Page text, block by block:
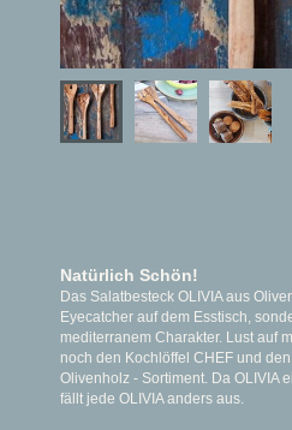
Natürlich Schön!
Das Salatbesteck OLIVIA aus
Eyecatcher auf dem Esstisch,
mediterranem Charakter. Lust auf
noch den Kochlöffel CHEF und
Olivenholz - Sortiment. Da OLIVIA
fällt jede OLIVIA anders aus.